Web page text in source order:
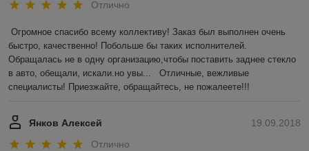
Отлично
Огромное спасибо всему коллективу! Заказ был выполнен очень
быстро, качественно! Побольше бы таких исполнителей.
Обращалась не в одну организацию,чтобы поставить заднее стекло
в авто, обещали, искали.но увы...   Отличные, вежливые
специалисты! Приезжайте, обращайтесь, не пожалеете!!!
19.09.2018
Янков Алексей
Отлично